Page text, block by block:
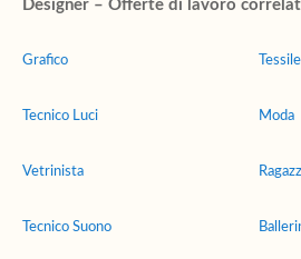
Designer – Offerte di lavoro
Grafico
Tecnico Luci
Vetrinista
Tecnico Suono
Tessile
Moda